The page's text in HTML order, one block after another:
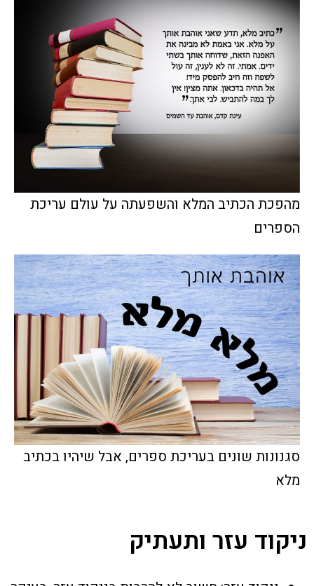
מהפכת הכתיב המלא והשפעתה על עולם עריכת
הספרים
סגנונות שונים בעריכת ספרים, אבל שיהיו בכתיב
מלא
ניקוד עזר ותעתיק